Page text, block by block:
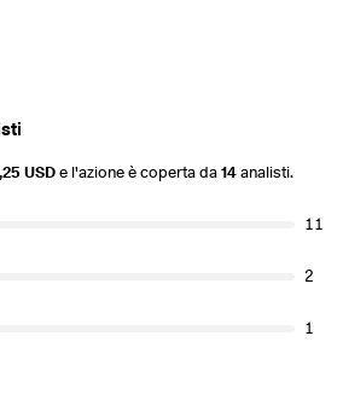
USDe l'azione è coperta da14analisti.
11
2
1